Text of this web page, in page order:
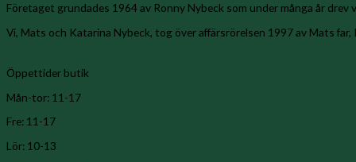
Företaget grundades 1964 av Ronny Nybeck som under många år drev
Vi, Mats och Katarina Nybeck, tog över affärsrörelsen 1997 av Mats far,
Öppettider butik
Mån-tor: 11-17
Fre: 11-17
Lör: 10-13